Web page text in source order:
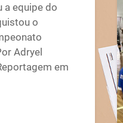
a equipe do
o
Adryel
em